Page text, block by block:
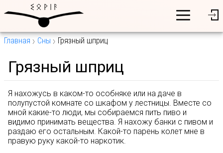
Главная Сны Грязный шприц
Грязный шприц
Я нахожусь в каком-то особняке или на даче в
полупустой комнате со шкафом у лестницы. Вместе со
мной какие-то люди, мы собираемся пить пиво и
видимо принимать вещества. Я нахожу банки с пивом и
раздаю его остальным. Какой-то парень колет мне в
правую руку какой-то наркотик.